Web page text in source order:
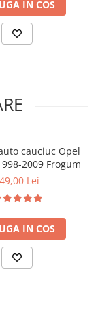
IN COS
cauciuc Opel
2009 Frogum
Lei
IN COS